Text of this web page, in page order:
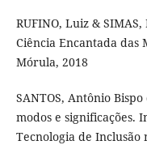
RUFINO, Luiz &
Ciência Encantada das
Mórula, 2018
SANTOS, Antônio
modos e significações.
Tecnologia de Inclusão